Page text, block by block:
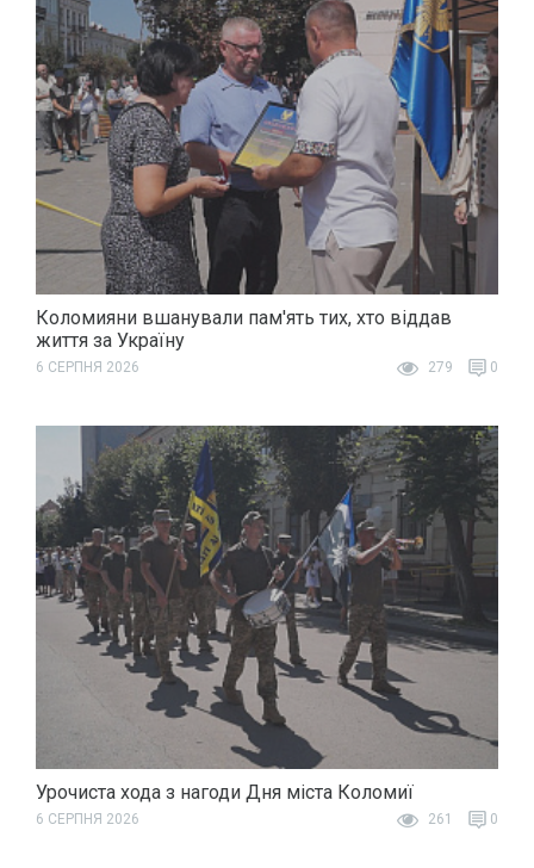
Коломияни вшанували пам'ять тих, хто віддав
життя за Україну
6 СЕРПНЯ 2026 279 0
Урочиста хода з нагоди Дня міста Коломиї
6 СЕРПНЯ 2026 261 0